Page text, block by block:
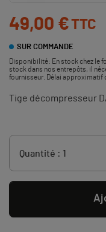
49,00 €TTC
SUR COMMANDE
Disponibilité: En stock chez le
stock dans nos entrepôts, il
fournisseur. Délai approximatif
Tige décompresseur